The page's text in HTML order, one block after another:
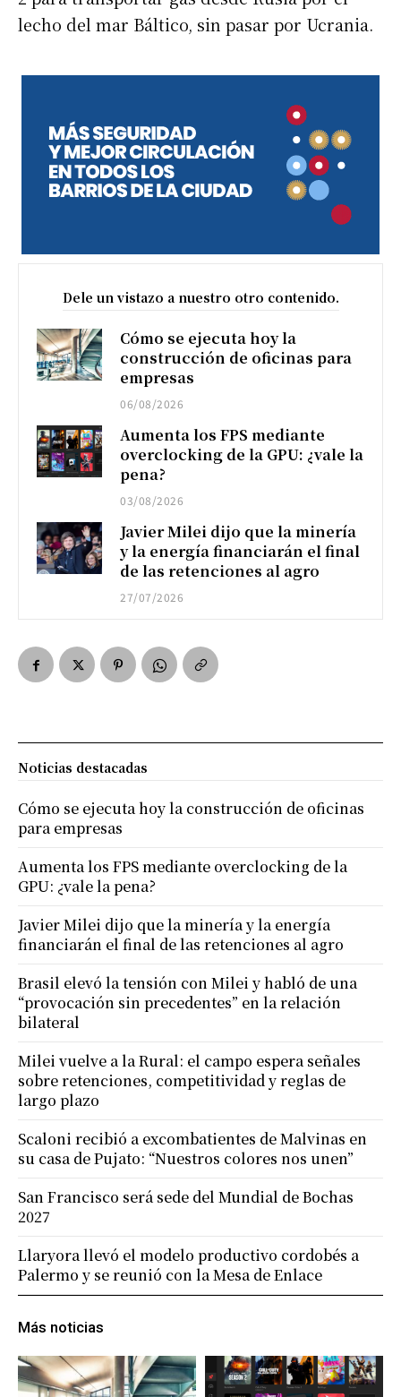
lecho del mar Báltico, sin pasar por Ucrania.
Dele un vistazo a nuestro otro contenido.
Cómo se ejecuta hoy la
construcción de oficinas para
empresas
06/08/2026
Aumenta los FPS mediante
overclocking de la GPU: ¿vale la
pena?
03/08/2026
Javier Milei dijo que la minería
y la energía financiarán el final
de las retenciones al agro
27/07/2026
Más noticias
Noticias destacadas
Cómo se ejecuta hoy la construcción de oficinas
para empresas
Aumenta los FPS mediante overclocking de la
GPU: ¿vale la pena?
Javier Milei dijo que la minería y la energía
financiarán el final de las retenciones al agro
Brasil elevó la tensión con Milei y habló de una
“provocación sin precedentes” en la relación
bilateral
Milei vuelve a la Rural: el campo espera señales
sobre retenciones, competitividad y reglas de
largo plazo
Scaloni recibió a excombatientes de Malvinas en
su casa de Pujato: “Nuestros colores nos unen”
San Francisco será sede del Mundial de Bochas
2027
Llaryora llevó el modelo productivo cordobés a
Palermo y se reunió con la Mesa de Enlace